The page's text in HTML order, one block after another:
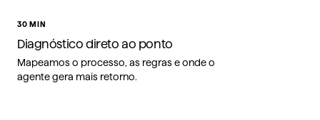
30 MIN
Diagnóstico direto ao ponto
Mapeamos o processo, as regras e onde o
agente gera mais retorno.